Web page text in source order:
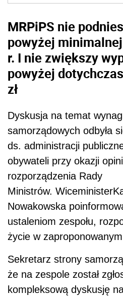
MRPiPS nie
powyżej
r. I nie zwiększy
powyżej
zł
Dyskusja na temat
samorządowych odbyła
ds. administracji
obywateli przy okazji
rozporządzenia Rady
Ministrów.
Nowakowska
ustaleniom zespołu,
życie w
Sekretarz strony
że na zespole został
kompleksową dyskusję